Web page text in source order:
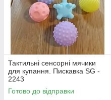
Тактильні сенсорні мячики
для купання. Пискавка SG -
2243
Готово до відправки